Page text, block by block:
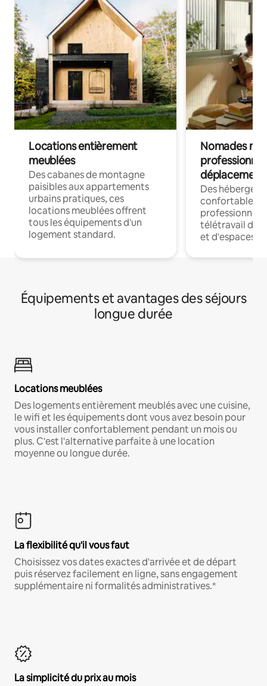
Locations entièrement
meublées
Des cabanes de montagne
paisibles aux appartements
urbains pratiques, ces
locations meublées offrent
tous les équipements d'un
logement standard.
Nomades
déplacement
Des
confortables
professionnels
télétravail
et d'espaces
Équipements et avantages des séjours
longue durée
Locations meublées
Des logements entièrement meublés avec une cuisine,
le wifi et les équipements dont vous avez besoin pour
vous installer confortablement pendant un mois ou
plus. C'est l'alternative parfaite à une location
moyenne ou longue durée.
La flexibilité qu'il vous faut
Choisissez vos dates exactes d'arrivée et de départ
puis réservez facilement en ligne, sans engagement
supplémentaire ni formalités administratives.*
La simplicité du prix au mois